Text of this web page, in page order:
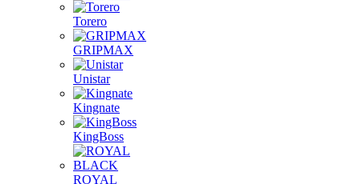
Torero
GRIPMAX
Unistar
Kingnate
KingBoss
ROYAL